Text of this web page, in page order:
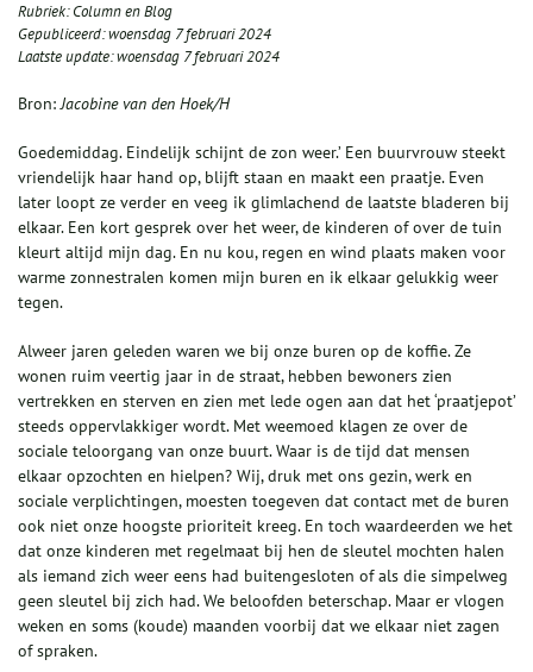
Rubriek:Column en Blog
Gepubliceerd:woensdag 7 februari 2024
Laatste update:woensdag 7 februari 2024
Bron:Jacobine van den Hoek/H
Goedemiddag. Eindelijk schijnt de zon weer.’ Een buurvrouw steekt
vriendelijk haar hand op, blijft staan en maakt een praatje. Even
later loopt ze verder en veeg ik glimlachend de laatste bladeren bij
elkaar. Een kort gesprek over het weer, de kinderen of over de tuin
kleurt altijd mijn dag. En nu kou, regen en wind plaats maken voor
warme zonnestralen komen mijn buren en ik elkaar gelukkig weer
tegen.
Alweer jaren geleden waren we bij onze buren op de koffie. Ze
wonen ruim veertig jaar in de straat, hebben bewoners zien
vertrekken en sterven en zien met lede ogen aan dat het ‘praatjepot’
steeds oppervlakkiger wordt. Met weemoed klagen ze over de
sociale teloorgang van onze buurt. Waar is de tijd dat mensen
elkaar opzochten en hielpen? Wij, druk met ons gezin, werk en
sociale verplichtingen, moesten toegeven dat contact met de buren
ook niet onze hoogste prioriteit kreeg. En toch waardeerden we het
dat onze kinderen met regelmaat bij hen de sleutel mochten halen
als iemand zich weer eens had buitengesloten of als die simpelweg
geen sleutel bij zich had. We beloofden beterschap. Maar er vlogen
weken en soms (koude) maanden voorbij dat we elkaar niet zagen
of spraken.